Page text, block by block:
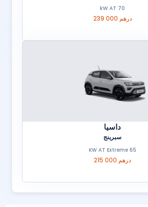
70 kW AT
239 000 درهم
داسيا
سبرينج
65 KW AT Extreme
215 000 درهم